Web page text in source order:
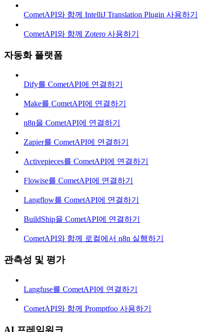
CometAPI와 함께 IntelliJ Translation Plugin 사용하기
CometAPI와 함께 Zotero 사용하기
자동화 플랫폼
Dify를 CometAPI에 연결하기
Make를 CometAPI에 연결하기
n8n을 CometAPI에 연결하기
Zapier를 CometAPI에 연결하기
Activepieces를 CometAPI에 연결하기
Flowise를 CometAPI에 연결하기
Langflow를 CometAPI에 연결하기
BuildShip을 CometAPI에 연결하기
CometAPI와 함께 로컬에서 n8n 실행하기
관측성 및 평가
Langfuse를 CometAPI에 연결하기
CometAPI와 함께 Promptfoo 사용하기
AI 프레임워크